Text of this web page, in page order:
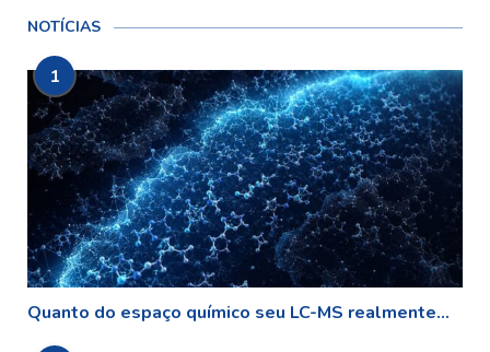
NOTÍCIAS
1
Quanto do espaço químico seu LC-MS realmente...